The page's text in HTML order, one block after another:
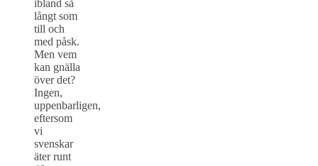
ibland så
långt som
till och
med påsk.
Men vem
kan gnälla
över det?
Ingen,
uppenbarligen,
eftersom
vi
svenskar
äter runt